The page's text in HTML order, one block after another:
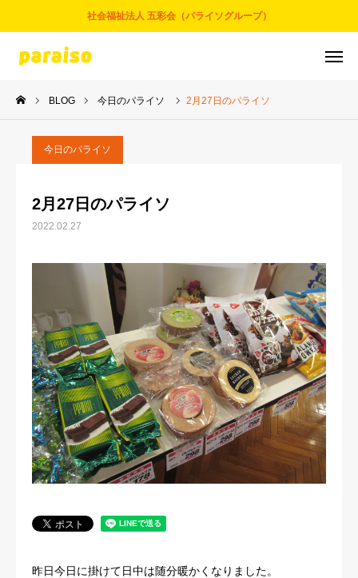
社会福祉法人 五彩会（パライソグループ）
BLOG 今日のパライソ 2月27日のパライソ
今日のパライソ
2月27日のパライソ
2022.02.27
昨日今日に掛けて日中は随分暖かくなりました。
お問合せ サービスについて
アクセス
事業とサービス
パライソブログ
スタッフ紹介
法人概要